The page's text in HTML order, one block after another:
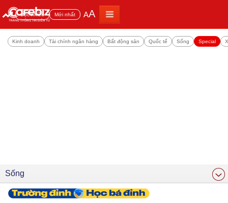
Đọc nhiều Mới nhất AA
Kinh doanh Tài chính ngân hàng Bất động sản Quốc tế Sống Special
Sống